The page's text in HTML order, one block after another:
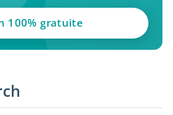
100% gratuite